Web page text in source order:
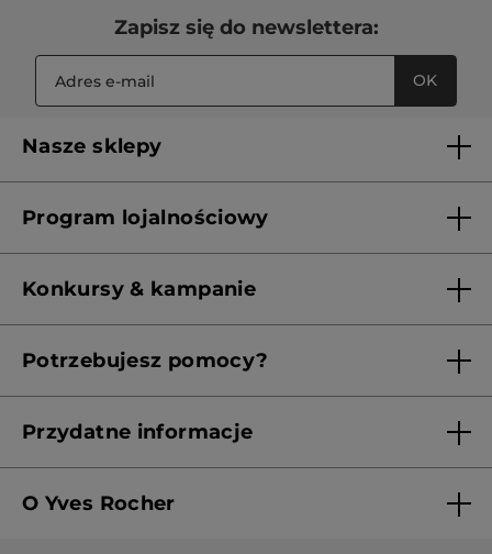
Zapisz się do newslettera:
OK
Nasze sklepy
Franczyza
Program lojalnościowy
Konkursy & kampanie
Potrzebujesz pomocy?
Przydatne informacje
Polityka prywatności
O Yves Rocher